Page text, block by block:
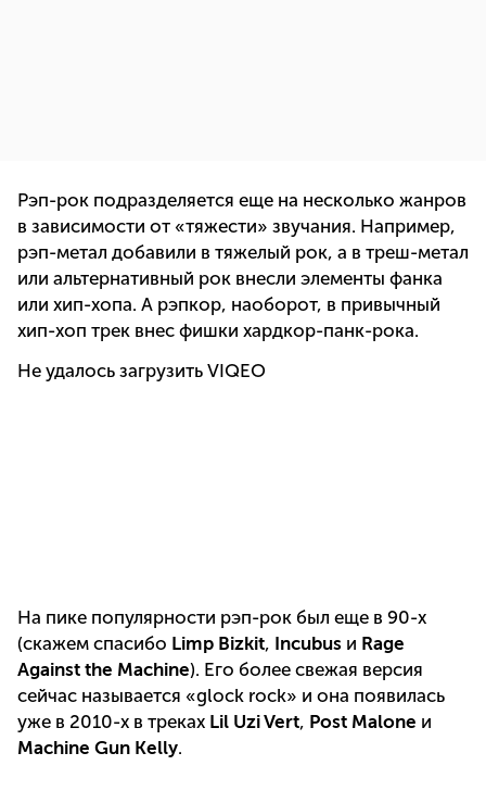
Рэп-рок подразделяется еще на несколько жанров
в зависимости от «тяжести» звучания. Например,
рэп-метал добавили в тяжелый рок, а в треш-метал
или альтернативный рок внесли элементы фанка
или хип-хопа. А рэпкор, наоборот, в привычный
хип-хоп трек внес фишки хардкор-панк-рока.
Не удалось загрузить VIQEO
На пике популярности рэп-рок был еще в 90-х
(скажем спасибо Limp Bizkit, Incubus и Rage
Against the Machine). Его более свежая версия
сейчас называется «glock rock» и она появилась
уже в 2010-х в треках Lil Uzi Vert, Post Malone и
Machine Gun Kelly.